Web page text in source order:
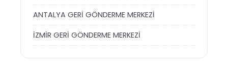
ANTALYA GERİ GÖNDERME MERKEZİ
İZMİR GERİ GÖNDERME MERKEZİ